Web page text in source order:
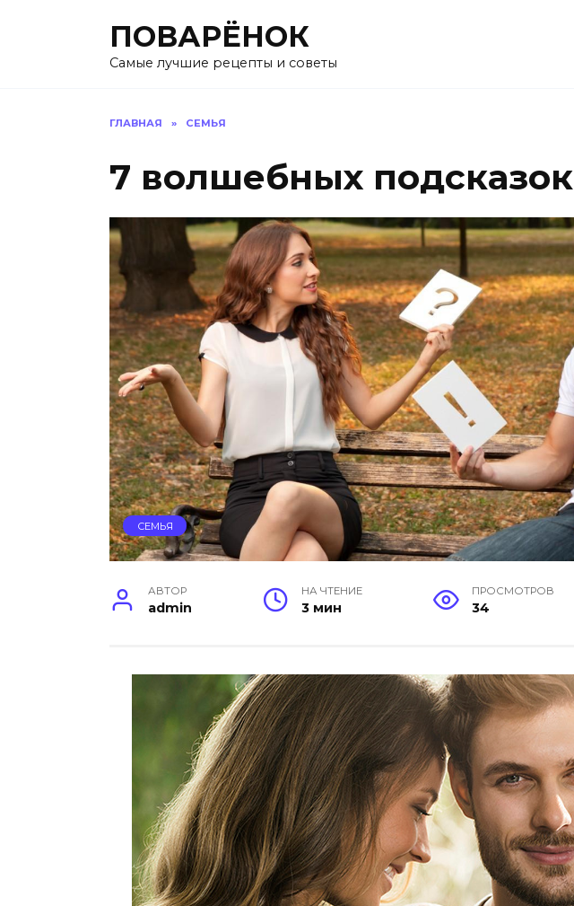
ПОВАРЁНОК
Самые лучшие рецепты и советы
ГЛАВНАЯ » СЕМЬЯ
7 волшебных подсказок
СЕМЬЯ
АВТОР
admin
НА ЧТЕНИЕ
3 мин
ПРОСМОТРОВ
34